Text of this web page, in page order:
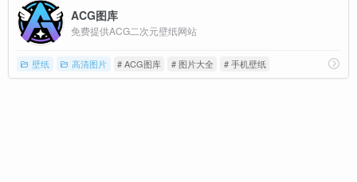
ACG图库
免费提供ACG二次元壁纸网站
壁纸 高清图片 # ACG图库 # 图片大全 # 手机壁纸